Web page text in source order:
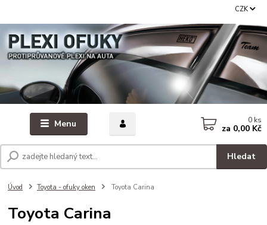
Menu
CZK
Hledat
0 ks
za 0,00 Kč
Úvod Toyota - ofuky oken Toyota Carina
Toyota Carina